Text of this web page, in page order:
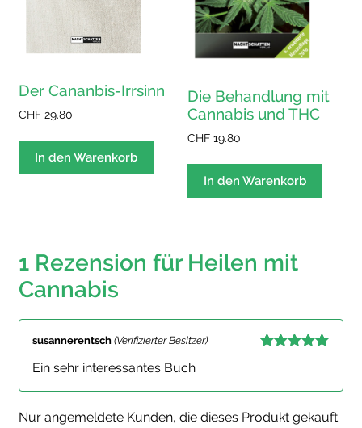
Der Cananbis-Irrsinn
CHF 29.80
In den Warenkorb
Die Behandlung mit
Cannabis und THC
CHF 19.80
In den Warenkorb
1 Rezension für Heilen mit
Cannabis
susannerentsch (Verifizierter Besitzer)
Ein sehr interessantes Buch
Nur angemeldete Kunden, die dieses Produkt gekauft